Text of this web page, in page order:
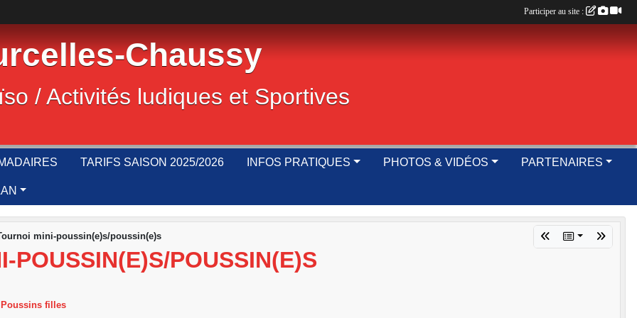
Chaussy
/ Activités ludiques et Sportives
TARIFS SAISON 2025/2026 INFOS PRATIQUES PHOTOS & VIDÉOS PARTENAIRES
mini-poussin(e)s/poussin(e)s
POUSSIN(E)S/POUSSIN(E)S
Poussins filles
Participer au site :